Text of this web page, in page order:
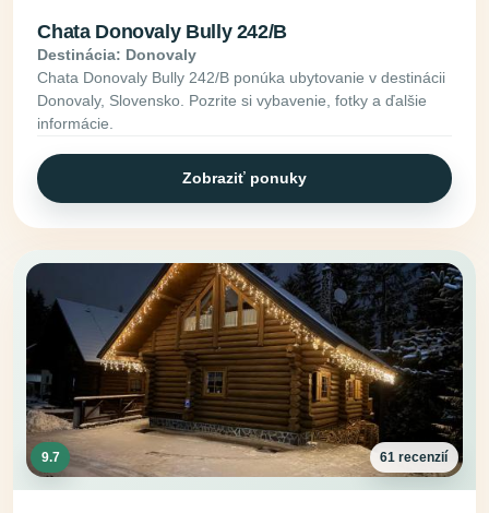
Chata Donovaly Bully 242/B
Destinácia: Donovaly
Chata Donovaly Bully 242/B ponúka ubytovanie v destinácii
Donovaly, Slovensko. Pozrite si vybavenie, fotky a ďalšie
informácie.
Zobraziť ponuky
9.7 61 recenzií